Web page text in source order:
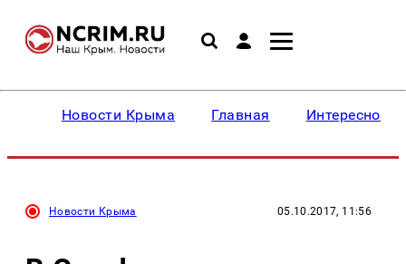
Новости Крыма Главная Интересное
Новости Крыма 05.10.2017, 11:56